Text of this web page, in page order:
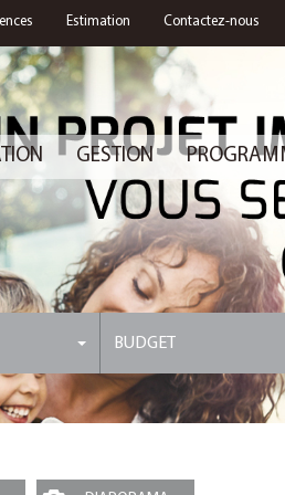
Estimation Contactez-nous
GESTION
BUDGET